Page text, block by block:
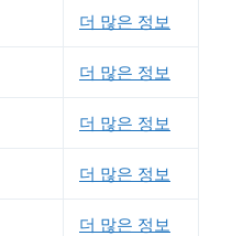
더 많은 정보
더 많은 정보
더 많은 정보
더 많은 정보
더 많은 정보